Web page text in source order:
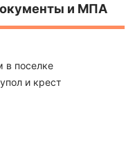
и МПА
в поселке
и крест